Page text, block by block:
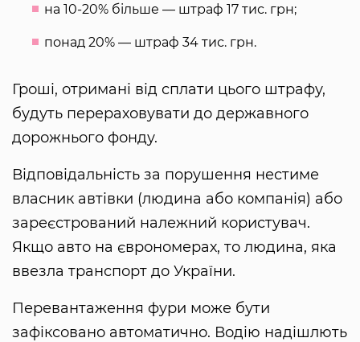
на 10-20% більше — штраф 17 тис. грн;
понад 20% — штраф 34 тис. грн.
Гроші, отримані від сплати цього штрафу,
будуть перераховувати до державного
дорожнього фонду.
Відповідальність за порушення нестиме
власник автівки (людина або компанія) або
зареєстрований належний користувач.
Якщо авто на єврономерах, то людина, яка
ввезла транспорт до України.
Перевантаження фури може бути
зафіксовано автоматично. Водію надішлють